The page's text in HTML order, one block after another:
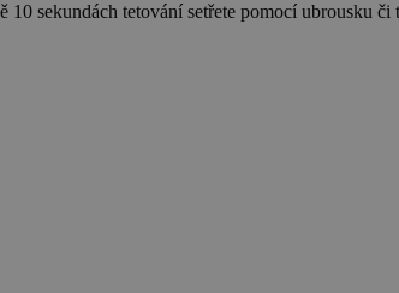
sekundách tetování setřete pomocí ubrousku či